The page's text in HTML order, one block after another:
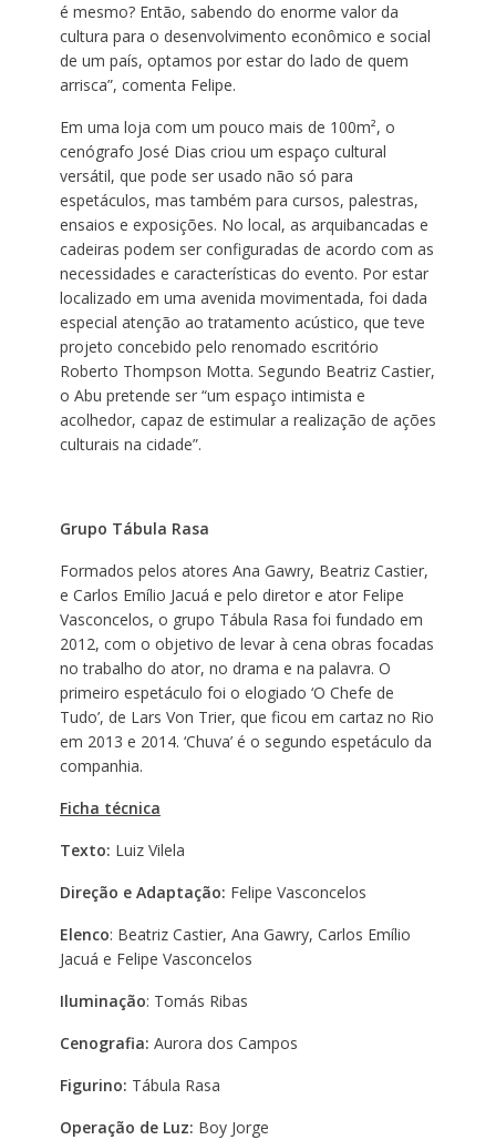
é mesmo? Então, sabendo do enorme valor da
cultura para o desenvolvimento econômico e social
de um país, optamos por estar do lado de quem
arrisca”, comenta Felipe.
Em uma loja com um pouco mais de 100m², o
cenógrafo José Dias criou um espaço cultural
versátil, que pode ser usado não só para
espetáculos, mas também para cursos, palestras,
ensaios e exposições. No local, as arquibancadas e
cadeiras podem ser configuradas de acordo com as
necessidades e características do evento. Por estar
localizado em uma avenida movimentada, foi dada
especial atenção ao tratamento acústico, que teve
projeto concebido pelo renomado escritório
Roberto Thompson Motta. Segundo Beatriz Castier,
o Abu pretende ser “um espaço intimista e
acolhedor, capaz de estimular a realização de ações
culturais na cidade”.
Grupo Tábula Rasa
Formados pelos atores Ana Gawry, Beatriz Castier,
e Carlos Emílio Jacuá e pelo diretor e ator Felipe
Vasconcelos, o grupo Tábula Rasa foi fundado em
2012, com o objetivo de levar à cena obras focadas
no trabalho do ator, no drama e na palavra. O
primeiro espetáculo foi o elogiado ‘O Chefe de
Tudo’, de Lars Von Trier, que ficou em cartaz no Rio
em 2013 e 2014. ‘Chuva’ é o segundo espetáculo da
companhia.
Ficha técnica
Texto: Luiz Vilela
Direção e Adaptação: Felipe Vasconcelos
Elenco: Beatriz Castier, Ana Gawry, Carlos Emílio
Jacuá e Felipe Vasconcelos
Iluminação: Tomás Ribas
Cenografia: Aurora dos Campos
Figurino: Tábula Rasa
Operação de Luz: Boy Jorge